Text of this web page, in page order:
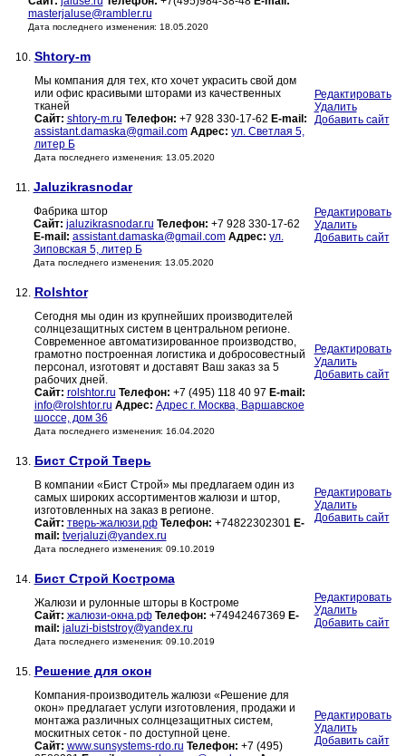
masterjaluse@rambler.ru
Дата последнего изменения: 18.05.2020
10. Shtory-m
Мы компания для тех, кто хочет украсить свой дом
или офис красивыми шторами из качественных
тканей
Сайт: shtory-m.ru Телефон: +7 928 330-17-62 E-mail:
assistant.damaska@gmail.com Адрес: ул. Светлая 5,
литер Б
Дата последнего изменения: 13.05.2020
Редактировать
Удалить
Добавить сайт
11. Jaluzikrasnodar
Фабрика штор
Сайт: jaluzikrasnodar.ru Телефон: +7 928 330-17-62
E-mail: assistant.damaska@gmail.com Адрес: ул.
Зиповская 5, литер Б
Дата последнего изменения: 13.05.2020
Редактировать
Удалить
Добавить сайт
12. Rolshtor
Сегодня мы один из крупнейших производителей
солнцезащитных систем в центральном регионе.
Современное автоматизированное производство,
грамотно построенная логистика и добросовестный
персонал, изготовят и доставят Ваш заказ за 5
рабочих дней.
Сайт: rolshtor.ru Телефон: +7 (495) 118 40 97 E-mail:
info@rolshtor.ru Адрес: Адрес г. Москва, Варшавское
шоссе, дом 36
Дата последнего изменения: 16.04.2020
Редактировать
Удалить
Добавить сайт
13. Бист Строй Тверь
В компании «Бист Строй» мы предлагаем один из
самых широких ассортиментов жалюзи и штор,
изготовленных на заказ в регионе.
Сайт: тверь-жалюзи.рф Телефон: +74822302301 E-
mail: tverjaluzi@yandex.ru
Дата последнего изменения: 09.10.2019
Редактировать
Удалить
Добавить сайт
14. Бист Строй Кострома
Жалюзи и рулонные шторы в Костроме
Сайт: жалюзи-окна.рф Телефон: +74942467369 E-
mail: jaluzi-biststroy@yandex.ru
Дата последнего изменения: 09.10.2019
Редактировать
Удалить
Добавить сайт
15. Решение для окон
Компания-производитель жалюзи «Решение для
окон» предлагает услуги изготовления, продажи и
монтажа различных солнцезащитных систем,
москитных сеток - по доступной цене.
Сайт: www.sunsystems-rdo.ru Телефон: +7 (495)
Редактировать
Удалить
Добавить сайт